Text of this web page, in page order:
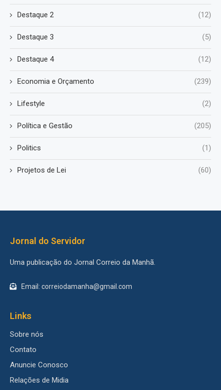
Destaque 2 (12)
Destaque 3 (5)
Destaque 4 (12)
Economia e Orçamento (239)
Lifestyle (2)
Política e Gestão (205)
Politics (1)
Projetos de Lei (60)
Jornal do Servidor
Uma publicação do Jornal Correio da Manhã.
Email: correiodamanha@gmail.com
Links
Sobre nós
Contato
Anuncie Conosco
Relações de Midia